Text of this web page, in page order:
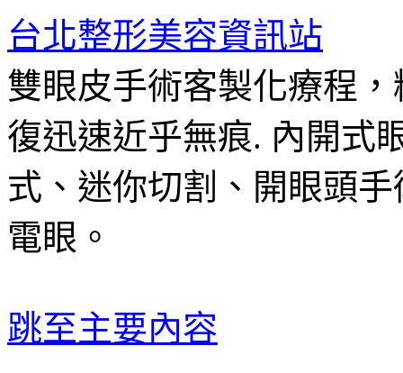
台北整形美容資訊站
雙眼皮手術客製化療程
復迅速近乎無痕. 內開式
式、迷你切割、開眼頭
電眼。
跳至主要內容